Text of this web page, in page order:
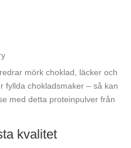
mörk choklad, läcker och
fyllda chokladsmaker – så kan
med detta proteinpulver från
kvalitet